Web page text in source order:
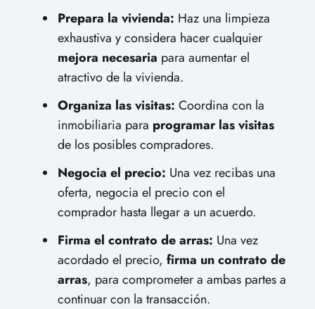
Prepara la vivienda: Haz una limpieza
exhaustiva y considera hacer cualquier
mejora necesaria para aumentar el
atractivo de la vivienda.
Organiza las visitas: Coordina con la
inmobiliaria para programar las visitas
de los posibles compradores.
Negocia el precio: Una vez recibas una
oferta, negocia el precio con el
comprador hasta llegar a un acuerdo.
Firma el contrato de arras: Una vez
acordado el precio, firma un contrato de
arras, para comprometer a ambas partes a
continuar con la transacción.